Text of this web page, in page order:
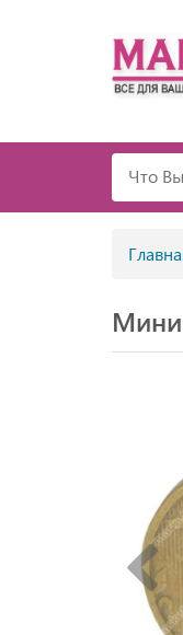
Мини